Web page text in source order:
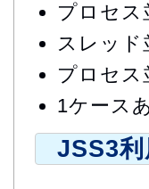
プロセス
スレッド
プロセス
1ケース
JSS3利